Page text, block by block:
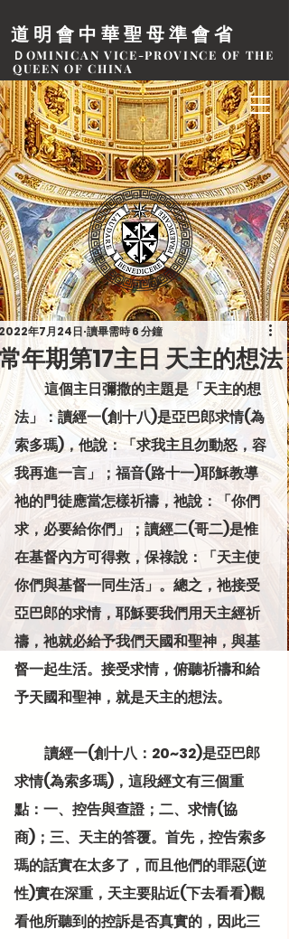
道明會中華聖母準會省
ＤOMINICAN VICE-PROVINCE OF THE
QUEEN OF CHINA
年期第17主日 天主的想法
年7月24日 讀畢需時 6 分鐘
           這個主日彌撒的主題是「天主的想
法」：讀經一(創十八)是亞巴郎求情(為
索多瑪)，他說：「求我主且勿動怒，容
我再進一言」；福音(路十一)耶穌教導
祂的門徒應當怎樣祈禱，祂說：「你們
求，必要給你們」；讀經二(哥二)是惟
在基督內方可得救，保祿說：「天主使
你們與基督一同生活」。總之，祂接受
亞巴郎的求情，耶穌要我們用天主經祈
禱，祂就必給予我們天國和聖神，與基
督一起生活。接受求情，俯聽祈禱和給
予天國和聖神，就是天主的想法。
求情(為索多瑪)，這段經文有三個重
點：一、控告與查證；二、求情(協
商)；三、天主的答覆。首先，控告索多
瑪的話實在太多了，而且他們的罪惡(逆
性)實在深重，天主要貼近(下去看看)觀
看他所聽到的控訴是否真實的，因此三